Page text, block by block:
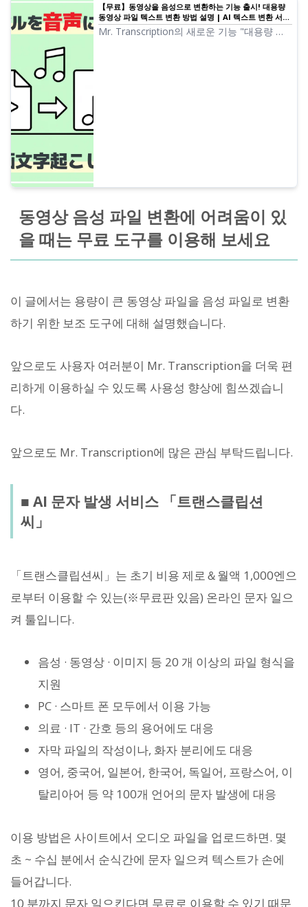
【무료】동영상을 음성으로 변환하는 기능 출시! 대용량
동영상 파일 텍스트 변환 방법 설명 | AI 텍스트 변환 서비
스 - Mr. Transcription
Mr. Transcription의 새로운 기능 "대용량 동
동영상 음성 파일 변환에 어려움이 있
을 때는 무료 도구를 이용해 보세요
이 글에서는 용량이 큰 동영상 파일을 음성 파일로 변환
하기 위한 보조 도구에 대해 설명했습니다.
앞으로도 사용자 여러분이 Mr. Transcription을 더욱 편
리하게 이용하실 수 있도록 사용성 향상에 힘쓰겠습니
다.
앞으로도 Mr. Transcription에 많은 관심 부탁드립니다.
■ AI 문자 발생 서비스 「트랜스클립션
씨」
「트랜스클립션씨」는 초기 비용 제로＆월액 1,000엔으
로부터 이용할 수 있는(※무료판 있음) 온라인 문자 일으
켜 툴입니다.
음성 · 동영상 · 이미지 등 20 개 이상의 파일 형식을
지원
PC · 스마트 폰 모두에서 이용 가능
의료 · IT · 간호 등의 용어에도 대응
자막 파일의 작성이나, 화자 분리에도 대응
영어, 중국어, 일본어, 한국어, 독일어, 프랑스어, 이
탈리아어 등 약 100개 언어의 문자 발생에 대응
이용 방법은 사이트에서 오디오 파일을 업로드하면. 몇
초 ~ 수십 분에서 순식간에 문자 일으켜 텍스트가 손에
들어갑니다.
10 분까지 문자 일으킨다면 무료로 이용할 수 있기 때문